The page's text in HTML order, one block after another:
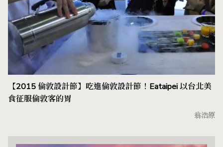
【2015 倫敦設計節】吃進倫敦設計節！Eataipei 以台北美
食征服倫敦客的胃
翁浩原